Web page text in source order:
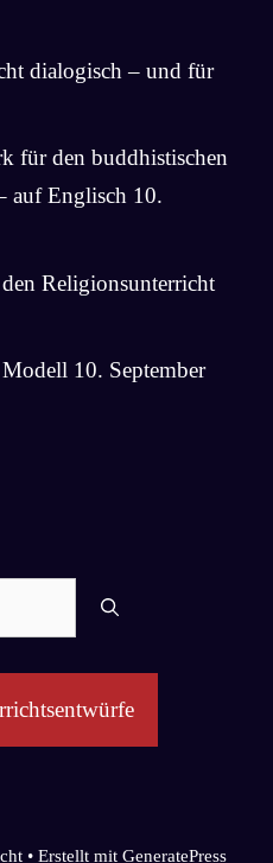
dialogisch – und für
für den buddhistischen
auf Englisch 10.
Religionsunterricht
Modell 10. September
• Erstellt mit GeneratePress